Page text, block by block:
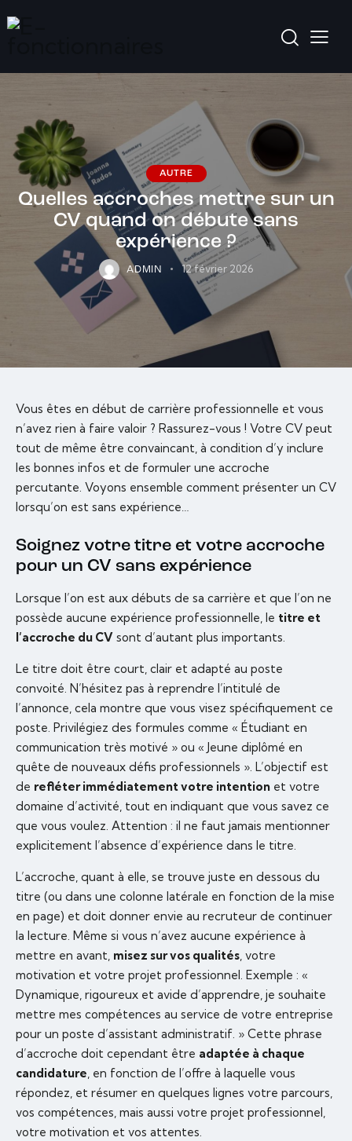
AUTRE
Quelles accroches mettre sur un
CV quand on débute sans
expérience ?
ADMIN 12 février 2026
Vous êtes en début de carrière professionnelle et vous
n’avez rien à faire valoir ? Rassurez-vous ! Votre CV peut
tout de même être convaincant, à condition d’y inclure
les bonnes infos et de formuler une accroche
percutante. Voyons ensemble comment présenter un CV
lorsqu’on est sans expérience…
Soignez votre titre et votre accroche
pour un CV sans expérience
Lorsque l’on est aux débuts de sa carrière et que l’on ne
possède aucune expérience professionnelle, le titre et
l’accroche du CV sont d’autant plus importants.
Le titre doit être court, clair et adapté au poste
convoité. N’hésitez pas à reprendre l’intitulé de
l’annonce, cela montre que vous visez spécifiquement ce
poste. Privilégiez des formules comme « Étudiant en
communication très motivé » ou « Jeune diplômé en
quête de nouveaux défis professionnels ». L’objectif est
de refléter immédiatement votre intention et votre
domaine d’activité, tout en indiquant que vous savez ce
que vous voulez. Attention : il ne faut jamais mentionner
explicitement l’absence d’expérience dans le titre.
L’accroche, quant à elle, se trouve juste en dessous du
titre (ou dans une colonne latérale en fonction de la mise
en page) et doit donner envie au recruteur de continuer
la lecture. Même si vous n’avez aucune expérience à
mettre en avant, misez sur vos qualités, votre
motivation et votre projet professionnel. Exemple : «
Dynamique, rigoureux et avide d’apprendre, je souhaite
mettre mes compétences au service de votre entreprise
pour un poste d’assistant administratif. » Cette phrase
d’accroche doit cependant être adaptée à chaque
candidature, en fonction de l’offre à laquelle vous
répondez, et résumer en quelques lignes votre parcours,
vos compétences, mais aussi votre projet professionnel,
votre motivation et vos attentes.